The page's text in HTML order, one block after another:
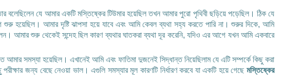
যে আমার একটি মস্তিষ্কের টিউমার হয়েছিল তখন আমার পুরো পৃথিবী ছড়িয়ে পড়েছিল। ঠিক যে
হয়েছিল। আমার দৃষ্টি ঝাপসা হয়ে যাবে এবং আমি কেবল ব্যথা সহ্য করতে পারি না। শুরুর দিকে, আমি
আমার শুরু থেকেই সন্দেহ ছিল কারণ ব্যথার ঘাতকরা ব্যথা দূর করেনি, যদিও এর আগে যখন আমি একবারে
আমার সমস্যা হয়েছিল। এখানেই আমি এবং ফাতিমা দুজনেই সিদ্ধান্ত নিয়েছিলাম যে এটি সম্পর্কে কিছু করা
জন্য বেছে নেওয়া ভাল। এগুলি সমস্যার মূল কারণটি নির্ধারণ করবে যা একটি হয়ে গেছে মস্তিষ্কের